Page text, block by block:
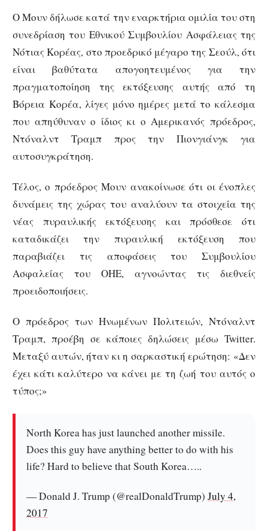
Ο Μουν δήλωσε κατά την εναρκτήρια ομιλία του στη
συνεδρίαση του Εθνικού Συμβουλίου Ασφάλειας της
Νότιας Κορέας, στο προεδρικό μέγαρο της Σεούλ, ότι
είναι βαθύτατα απογοητευμένος για την
πραγματοποίηση της εκτόξευσης αυτής από τη
Βόρεια Κορέα, λίγες μόνο ημέρες μετά το κάλεσμα
που απηύθυναν ο ίδιος κι ο Αμερικανός πρόεδρος,
Ντόναλντ Τραμπ προς την Πιονγιάνγκ για
αυτοσυγκράτηση.
Τέλος, ο πρόεδρος Μουν ανακοίνωσε ότι οι ένοπλες
δυνάμεις της χώρας του αναλύουν τα στοιχεία της
νέας πυραυλικής εκτόξευσης και πρόσθεσε ότι
καταδικάζει την πυραυλική εκτόξευση που
παραβιάζει τις αποφάσεις του Συμβουλίου
Ασφαλείας του ΟΗΕ, αγνοώντας τις διεθνείς
προειδοποιήσεις.
Ο πρόεδρος των Ηνωμένων Πολιτειών, Ντόναλντ
Τραμπ, προέβη σε κάποιες δηλώσεις μέσω Twitter.
Μεταξύ αυτών, ήταν κι η σαρκαστική ερώτηση: «Δεν
έχει κάτι καλύτερο να κάνει με τη ζωή του αυτός ο
τύπος;»
North Korea has just launched another missile.
Does this guy have anything better to do with his
life? Hard to believe that South Korea…..
— Donald J. Trump (@realDonaldTrump) July 4,
2017